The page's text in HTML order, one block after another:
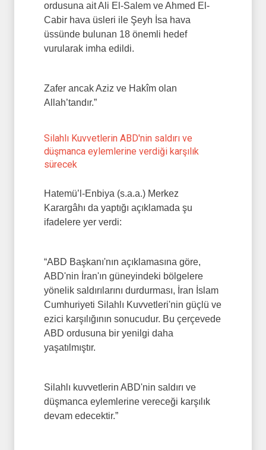
ordusuna ait Ali El-Salem ve Ahmed El-
Cabir hava üsleri ile Şeyh İsa hava
üssünde bulunan 18 önemli hedef
vurularak imha edildi.
Zafer ancak Aziz ve Hakîm olan
Allah’tandır.”
Silahlı Kuvvetlerin ABD'nin saldırı ve
düşmanca eylemlerine verdiği karşılık
sürecek
Hatemü’l-Enbiya (s.a.a.) Merkez
Karargâhı da yaptığı açıklamada şu
ifadelere yer verdi:
“ABD Başkanı'nın açıklamasına göre,
ABD'nin İran'ın güneyindeki bölgelere
yönelik saldırılarını durdurması, İran İslam
Cumhuriyeti Silahlı Kuvvetleri'nin güçlü ve
ezici karşılığının sonucudur. Bu çerçevede
ABD ordusuna bir yenilgi daha
yaşatılmıştır.
Silahlı kuvvetlerin ABD'nin saldırı ve
düşmanca eylemlerine vereceği karşılık
devam edecektir.”